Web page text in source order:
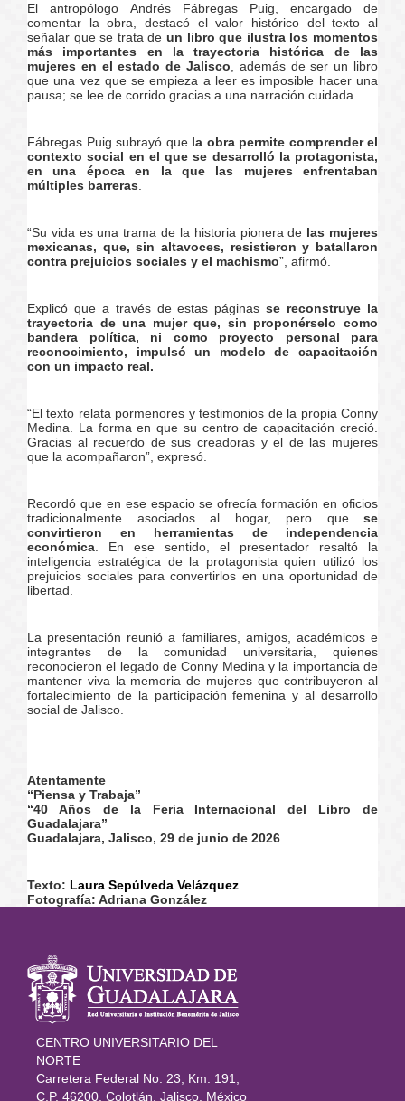
El antropólogo Andrés Fábregas Puig, encargado de
comentar la obra, destacó el valor histórico del texto al
señalar que se trata de un libro que ilustra los momentos
más importantes en la trayectoria histórica de las
mujeres en el estado de Jalisco , además de ser un libro
que una vez que se empieza a leer es imposible hacer una
pausa; se lee de corrido gracias a una narración cuidada.
Fábregas Puig subrayó que la obra permite comprender el
contexto social en el que se desarrolló la protagonista,
en una época en la que las mujeres enfrentaban
múltiples barreras
“Su vida es una trama de la historia pionera de las mujeres
mexicanas, que, sin altavoces, resistieron y batallaron
contra prejuicios sociales y el machismo”, afirmó.
Explicó que a través de estas páginasse reconstruye la
trayectoria de una mujer que, sin proponérselo como
bandera política, ni como proyecto personal para
reconocimiento, impulsó un modelo de capacitación
con un impacto real.
“El texto relata pormenores y testimonios de la propia Conny
Medina. La forma en que su centro de capacitación creció.
Gracias al recuerdo de sus creadoras y el de las mujeres
que la acompañaron”, expresó.
Recordó que en ese espacio se ofrecía formación en oficios
tradicionalmente asociados al hogar, pero que se
convirtieron en herramientas de independencia
económica . En ese sentido, el presentador resaltó la
inteligencia estratégica de la protagonista quien utilizó los
prejuicios sociales para convertirlos en una oportunidad de
libertad.
La presentación reunió a familiares, amigos, académicos e
integrantes de la comunidad universitaria, quienes
reconocieron el legado de Conny Medina y la importancia de
mantener viva la memoria de mujeres que contribuyeron al
fortalecimiento de la participación femenina y al desarrollo
social de Jalisco.
Atentamente
“Piensa y Trabaja”
“40 Años de la Feria Internacional del Libro de
Guadalajara”
Guadalajara, Jalisco, 29 de junio de 2026
Texto: Laura Sepúlveda Velázquez
Fotografía: Adriana González
Información
del portal
CENTRO UNIVERSITARIO DEL
NORTE
Carretera Federal No. 23, Km. 191,
C.P. 46200, Colotlán, Jalisco, México